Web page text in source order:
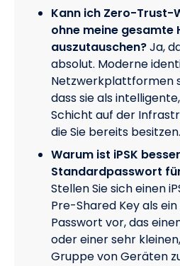
Kann ich Zero-Trust-
ohne meine gesamte
auszutauschen?Ja,
absolut. Moderne
Netzwerkplattformen
dass sie als
Schicht auf der
die Sie bereits besitzen.
Warum ist iPSK
Standardpasswort
Stellen Sie sich einen
Pre-Shared Key als
Passwort vor, das
oder einer sehr
Gruppe von Geräten